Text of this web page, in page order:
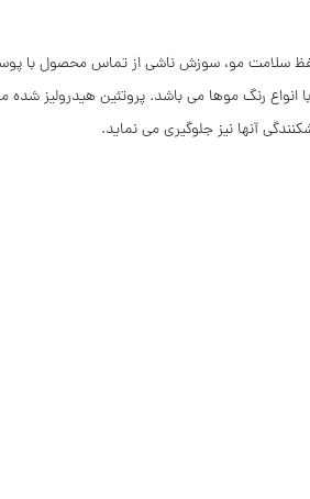
مو، سوزش ناشی از تماس محصول با
رنگ موها می باشد. پروتئین هیدرولیز شده
آنها نیز جلوگیری می نماید.